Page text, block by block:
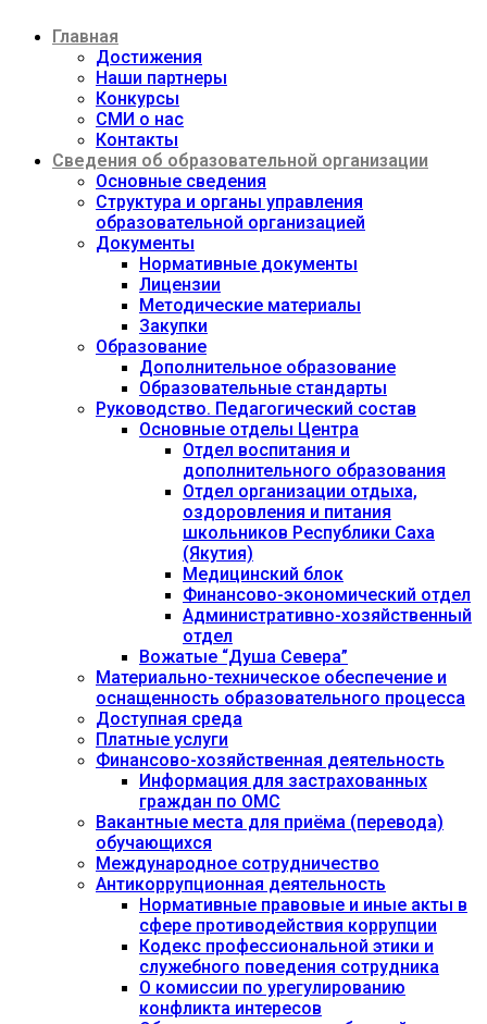
содержимому
Главная
Достижения
Наши партнеры
Конкурсы
СМИ о нас
Контакты
Сведения об образовательной организации
Основные сведения
Структура и органы управления
образовательной организацией
Документы
Нормативные документы
Лицензии
Методические материалы
Закупки
Образование
Дополнительное образование
Образовательные стандарты
Руководство. Педагогический состав
Основные отделы Центра
Отдел воспитания и
дополнительного образования
Отдел организации отдыха,
оздоровления и питания
школьников Республики Саха
(Якутия)
Медицинский блок
Финансово-экономический отдел
Административно-хозяйственный
отдел
Вожатые “Душа Севера”
Материально-техническое обеспечение и
оснащенность образовательного процесса
Доступная среда
Платные услуги
Финансово-хозяйственная деятельность
Информация для застрахованных
граждан по ОМС
Вакантные места для приёма (перевода)
обучающихся
Международное сотрудничество
Антикоррупционная деятельность
Нормативные правовые и иные акты в
сфере противодействия коррупции
Кодекс профессиональной этики и
служебного поведения сотрудника
О комиссии по урегулированию
конфликта интересов